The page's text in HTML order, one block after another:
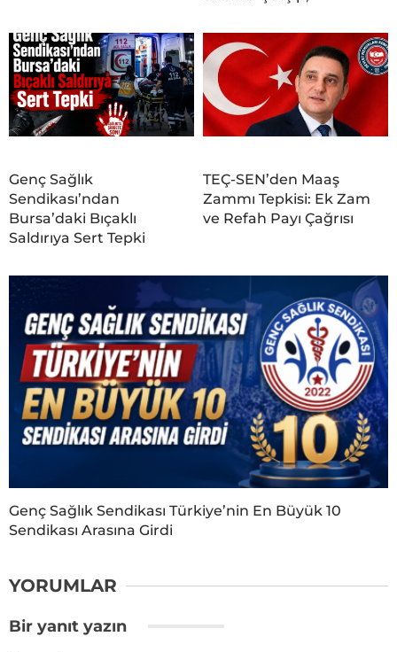
Genç Sağlık
Sendikası’ndan
Bursa’daki Bıçaklı
Saldırıya Sert Tepki
TEÇ-SEN’den Maaş
Zammı Tepkisi: Ek Zam
ve Refah Payı Çağrısı
Genç Sağlık Sendikası Türkiye’nin En Büyük 10
Sendikası Arasına Girdi
YORUMLAR
Bir yanıt yazın